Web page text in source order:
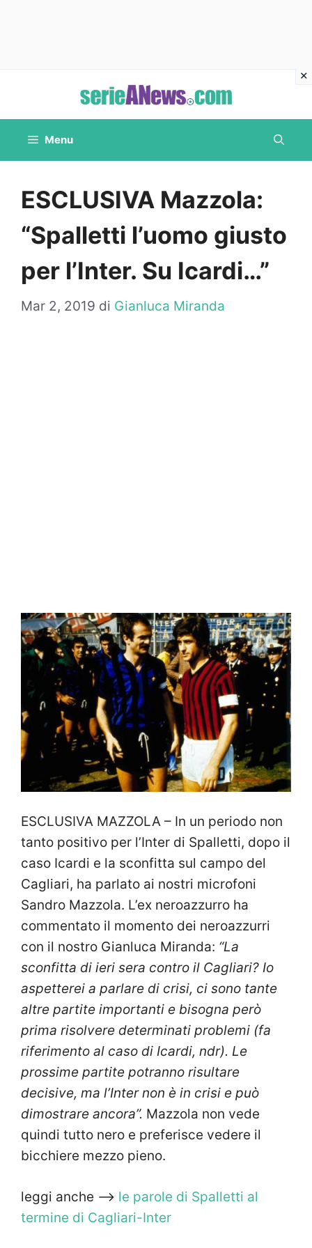
contenuto
Menu
ESCLUSIVA Mazzola:
“Spalletti l’uomo giusto
per l’Inter. Su Icardi…”
Mar 2, 2019 di Gianluca Miranda
ESCLUSIVA MAZZOLA – In un periodo non
tanto positivo per l’Inter di Spalletti, dopo il
caso Icardi e la sconfitta sul campo del
Cagliari, ha parlato ai nostri microfoni
Sandro Mazzola. L’ex neroazzurro ha
commentato il momento dei neroazzurri
con il nostro Gianluca Miranda: “La
sconfitta di ieri sera contro il Cagliari? Io
aspetterei a parlare di crisi, ci sono tante
altre partite importanti e bisogna però
prima risolvere determinati problemi (fa
riferimento al caso di Icardi, ndr). Le
prossime partite potranno risultare
decisive, ma l’Inter non è in crisi e può
dimostrare ancora”. Mazzola non vede
quindi tutto nero e preferisce vedere il
bicchiere mezzo pieno.
leggi anche —> le parole di Spalletti al
termine di Cagliari-Inter